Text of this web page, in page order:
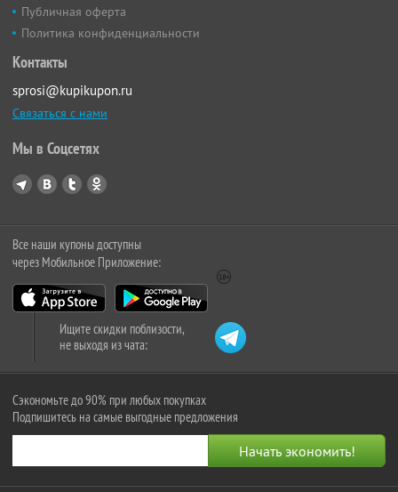
Публичная оферта
Политика конфиденциальности
Контакты
sprosi@kupikupon.ru
Связаться с нами
Мы в Соцсетях
Все наши купоны доступны
через Мобильное Приложение:
Ищите скидки поблизости,
не выходя из чата:
Сэкономьте до 90% при любых покупках
Подпишитесь на самые выгодные предложения